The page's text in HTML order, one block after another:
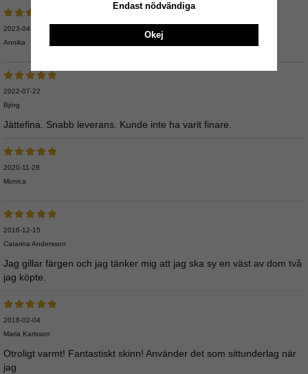
2023-04-08
Annika
2022-07-22
Björg
Jättefina. Snabb leverans. Kunde inte ha varit finare.
2020-11-28
Monica
2016-12-15
Catarina Andersson
Jag gillar färgen och jag tänker mig att jag ska sy en väst av dom två
jag köpte.
2018-02-04
Maria Karlsson
Otroligt varmt! Fantastiskt skinn! Använder det som sittunderlag när
jag
Endast nödvändiga
Okej